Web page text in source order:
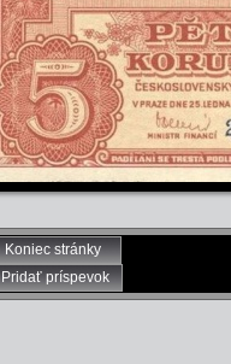
Koniec stránky
Pridať príspevok